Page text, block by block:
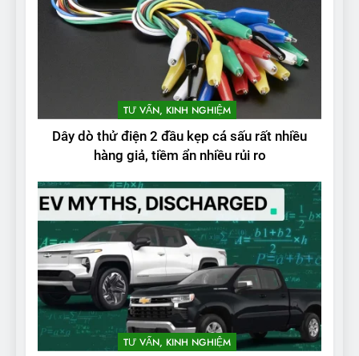
TƯ VẤN, KINH NGHIỆM
Dây dò thử điện 2 đầu kẹp cá sấu rất nhiều
hàng giả, tiềm ẩn nhiều rủi ro
TƯ VẤN, KINH NGHIỆM
2
Test quãng đường thực tế